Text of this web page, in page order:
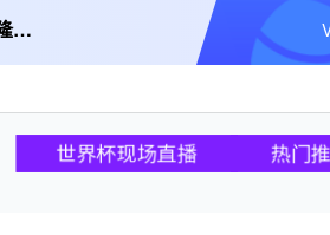
斯路普隆尼亚
世界杯现场直播 热门